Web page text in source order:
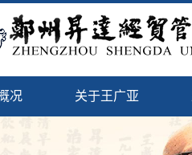
况 关于王广亚